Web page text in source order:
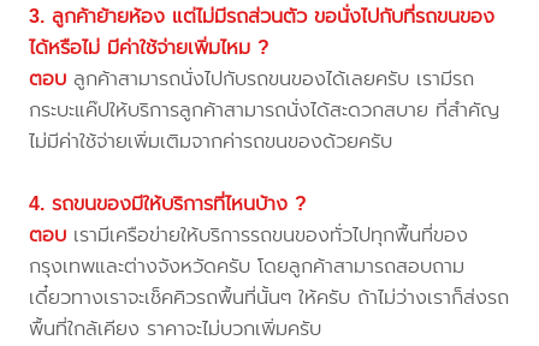
3. ลูกค้าย้ายห้อง แต่ไม่มีรถส่วนตัว ขอนั่งไปกับที่รถขนของ
ได้หรือไม่ มีค่าใช้จ่ายเพิ่มไหม ?
ตอบ ลูกค้าสามารถนั่งไปกับรถขนของได้เลยครับ เรามีรถ
กระบะแค๊ปให้บริการลูกค้าสามารถนั่งได้สะดวกสบาย ที่สำคัญ
ไม่มีค่าใช้จ่ายเพิ่มเติมจากค่ารถขนของด้วยครับ
4. รถขนของมีให้บริการที่ไหนบ้าง ?
ตอบ เรามีเครือข่ายให้บริการรถขนของทั่วไปทุกพื้นที่ของ
กรุงเทพและต่างจังหวัดครับ โดยลูกค้าสามารถสอบถาม
เดี๋ยวทางเราจะเช็คคิวรถพื้นที่นั้นๆ ให้ครับ ถ้าไม่ว่างเราก็ส่งรถ
พื้นที่ใกล้เคียง ราคาจะไม่บวกเพิ่มครับ